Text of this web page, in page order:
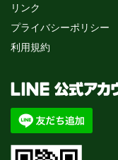
リンク
プライバシーポリシー
利用規約